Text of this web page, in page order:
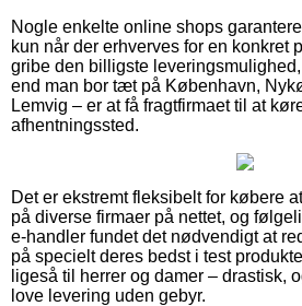
Nogle enkelte online shops
kun når der erhverves for en konkret
gribe den billigste
end man bor tæt på København,
Lemvig – er at få fragtfirmaet til at
afhentningssted.
Det er ekstremt fleksibelt for købere
på diverse firmaer på nettet, og
e-handler fundet det nødvendigt at
på specielt deres bedst i test
ligeså til herrer og damer – drastisk,
love levering uden gebyr.